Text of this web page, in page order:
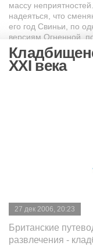
массу
надеяться, что
его год Свиньи, по
версиям Огненной,
другим -
окажется
XXI века
27 дек 2006, 20:23
Британские
развлечения -